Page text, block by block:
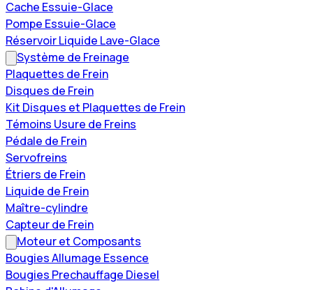
Cache Essuie-Glace
Pompe Essuie-Glace
Réservoir Liquide Lave-Glace
Système de Freinage
Plaquettes de Frein
Disques de Frein
Kit Disques et Plaquettes de Frein
Témoins Usure de Freins
Pédale de Frein
Servofreins
Étriers de Frein
Liquide de Frein
Maître-cylindre
Capteur de Frein
Moteur et Composants
Bougies Allumage Essence
Bougies Prechauffage Diesel